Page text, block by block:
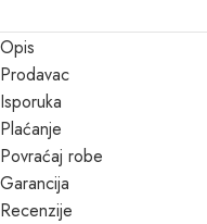
Opis
Prodavac
Isporuka
Plaćanje
Povraćaj robe
Garancija
Recenzije